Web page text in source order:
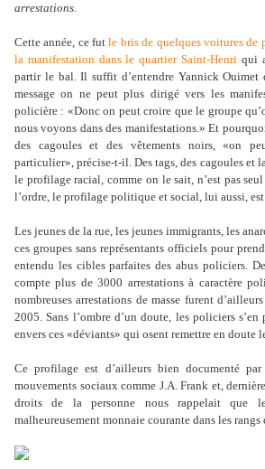
arrestations.
Cette année, ce futle bris de quelques voitures de
la manifestation dans le quartier Saint-Henri qui
partir le bal. Il suffit d’entendre Yannick
message on ne peut plus dirigé vers les
policière : «Donc on peut croire que le groupe
nous voyons dans des manifestations.» Et
des cagoules et des vêtements noirs, «on
particulier», précise-t-il. Des tags, des cagoules et
le profilage racial, comme on le sait, n’est pas
l’ordre, le profilage politique et social, lui aussi, est
Les jeunes de la rue, les jeunes immigrants, les
ces groupes sans représentants officiels pour
entendu les cibles parfaites des abus policiers.
compte plus de 3000 arrestations à caractère
nombreuses arrestations de masse furent
2005. Sans l’ombre d’un doute, les policiers s’en
envers ces «déviants» qui osent remettre en doute
Ce profilage est d’ailleurs bien documenté par
mouvements sociaux comme J.A. Frank et,
droits de la personne nous rappelait que
malheureusement monnaie courante dans les rangs